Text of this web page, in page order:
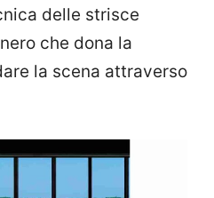
delle strisce
che dona la
la scena attraverso